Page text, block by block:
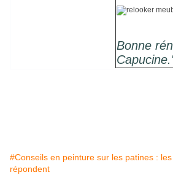
Bonne
#Conseils en peinture sur les patines :
répondent